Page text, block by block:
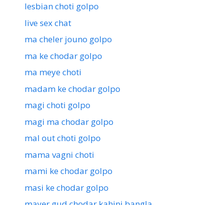
lesbian choti golpo
live sex chat
ma cheler jouno golpo
ma ke chodar golpo
ma meye choti
madam ke chodar golpo
magi choti golpo
magi ma chodar golpo
mal out choti golpo
mama vagni choti
mami ke chodar golpo
masi ke chodar golpo